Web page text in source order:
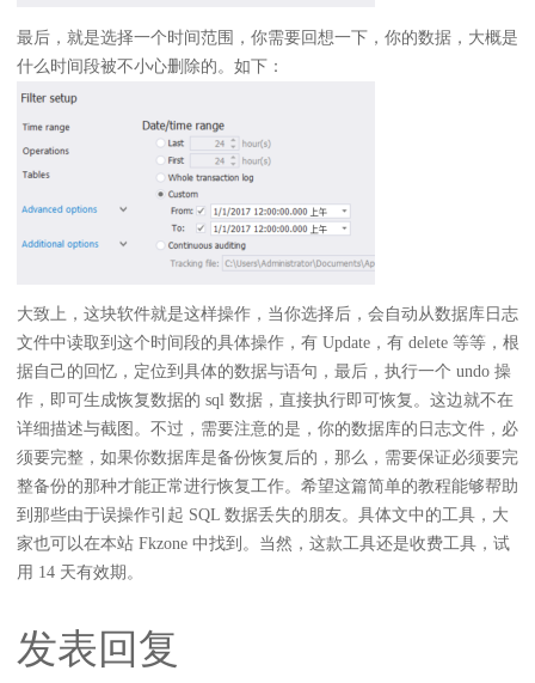
最后，就是选择一个时间范围，你需要回想一下，你的数据，大概是
什么时间段被不小心删除的。如下：
大致上，这块软件就是这样操作，当你选择后，会自动从数据库日志
文件中读取到这个时间段的具体操作，有 Update，有 delete 等等，根
据自己的回忆，定位到具体的数据与语句，最后，执行一个 undo 操
作，即可生成恢复数据的 sql 数据，直接执行即可恢复。这边就不在
详细描述与截图。不过，需要注意的是，你的数据库的日志文件，必
须要完整，如果你数据库是备份恢复后的，那么，需要保证必须要完
整备份的那种才能正常进行恢复工作。希望这篇简单的教程能够帮助
到那些由于误操作引起 SQL 数据丢失的朋友。具体文中的工具，大
家也可以在本站 Fkzone 中找到。当然，这款工具还是收费工具，试
用 14 天有效期。
发表回复